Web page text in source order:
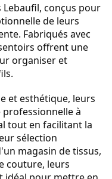
conçus pour
de leurs
Fabriqués avec
offrent une
organiser et
et esthétique, leurs
à
tout en facilitant la
sélection
magasin de tissus,
couture, leurs